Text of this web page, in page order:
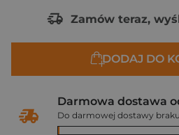
Zamów teraz,
DODAJ DO
Darmowa dostawa
Do darmowej dostawy